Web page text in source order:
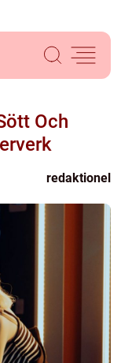
Och
redaktionel